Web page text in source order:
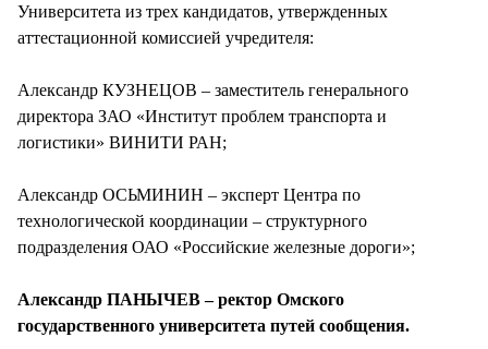
Университета из трех кандидатов, утвержденных
аттестационной комиссией учредителя:
Александр КУЗНЕЦОВ – заместитель генерального
директора ЗАО «Институт проблем транспорта и
логистики» ВИНИТИ РАН;
Александр ОСЬМИНИН – эксперт Центра по
технологической координации – структурного
подразделения ОАО «Российские железные дороги»;
Александр ПАНЫЧЕВ – ректор Омского
государственного университета путей сообщения.